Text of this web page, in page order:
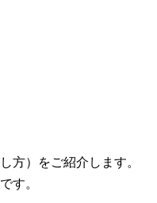
方）をご紹介します。
す。